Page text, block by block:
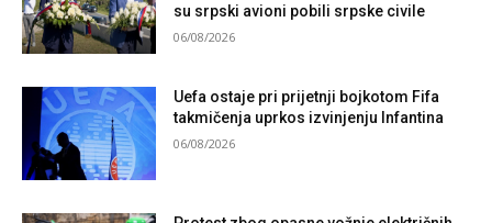
su srpski avioni pobili srpske civile
06/08/2026
Uefa ostaje pri prijetnji bojkotom Fifa
takmičenja uprkos izvinjenju Infantina
06/08/2026